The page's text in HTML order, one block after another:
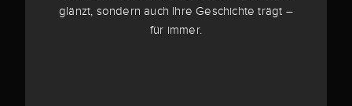
glänzt, sondern auch Ihre Geschichte trägt –
für immer.